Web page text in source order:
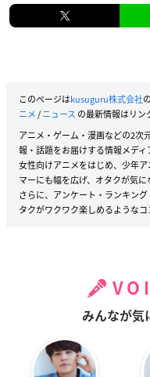
このページはkusuguru株式会社
ニメ/ニュース の最新情報はリン
アニメ・ゲーム・漫画などの2次
報・話題をお届けする情報メディ
女性向けアニメをはじめ、少年
マーにも幅を広げ、オタクが気に
さらに、アンケート・ランキン
タクがワクワク楽しめるようなコ
みんなが気